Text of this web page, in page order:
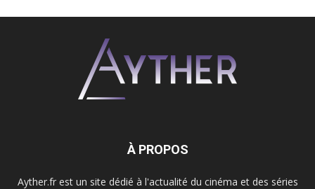
À PROPOS
Ayther.fr est un site dédié à l'actualité du cinéma et des séries